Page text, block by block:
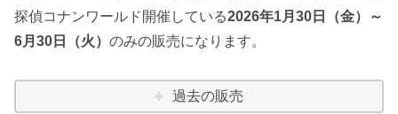
探偵コナンワールド開催している2026年1月30日（金）～
6月30日（火） のみの販売になります。
過去の販売